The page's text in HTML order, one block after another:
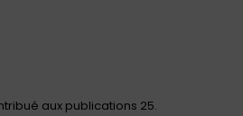
aux publications 25.